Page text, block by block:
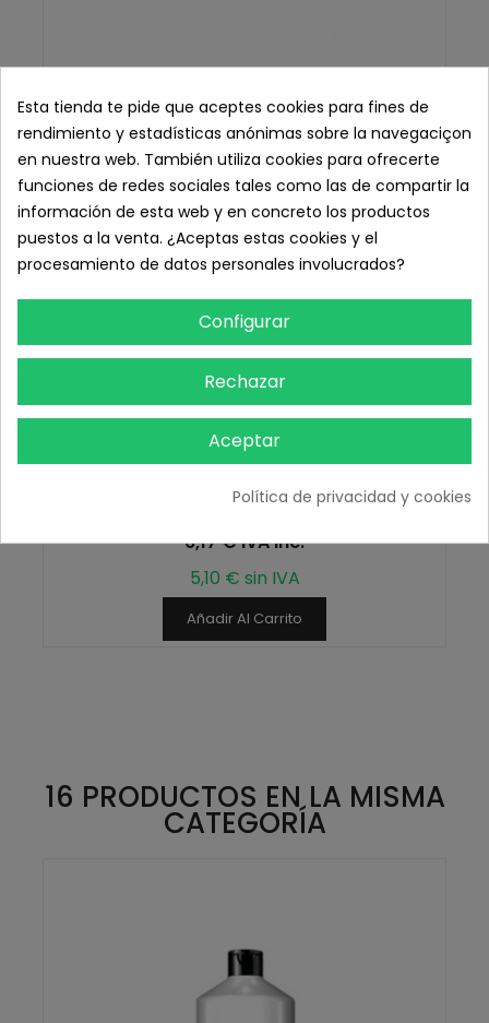
Algodón en Cuadritos 4 x 5 cm., Pack con dos Rollo
6,17 € IVA inc.
5,10 € sin IVA
Añadir Al Carrito
16 PRODUCTOS EN LA MISMA
CATEGORÍA
Esta tienda te pide que aceptes cookies para fines de
rendimiento y estadísticas anónimas sobre la navegaciçon
en nuestra web. También utiliza cookies para ofrecerte
funciones de redes sociales tales como las de compartir la
información de esta web y en concreto los productos
puestos a la venta. ¿Aceptas estas cookies y el
procesamiento de datos personales involucrados?
Configurar
Rechazar
Aceptar
Política de privacidad y cookies